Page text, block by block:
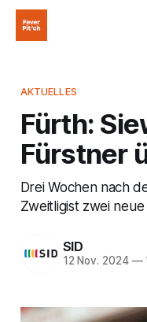
AKTUELLES
Fürth:
Fürstner
Drei Wochen nach
Zweitligist zwei
SID
12 Nov. 2024 —